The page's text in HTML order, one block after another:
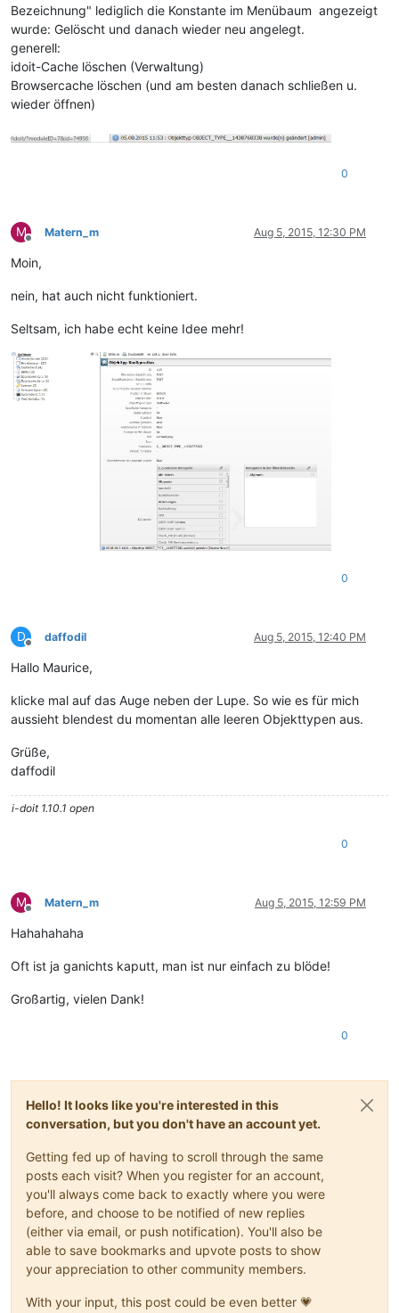
Bezeichnung" lediglich die Konstante im Menübaum angezeigt
wurde: Gelöscht und danach wieder neu angelegt.
generell:
idoit-Cache löschen (Verwaltung)
Browsercache löschen (und am besten danach schließen u.
wieder öffnen)
0
M
Offline
Matern_m Aug 5, 2015, 12:30 PM
Moin,
nein, hat auch nicht funktioniert.
Seltsam, ich habe echt keine Idee mehr!
0
D
Offline
daffodil Aug 5, 2015, 12:40 PM
Hallo Maurice,
klicke mal auf das Auge neben der Lupe. So wie es für mich
aussieht blendest du momentan alle leeren Objekttypen aus.
Grüße,
daffodil
i-doit 1.10.1 open
0
M
Offline
Matern_m Aug 5, 2015, 12:59 PM
Hahahahaha
Oft ist ja ganichts kaputt, man ist nur einfach zu blöde!
Großartig, vielen Dank!
0
Hello! It looks like you're interested in this
conversation, but you don't have an account yet.
Getting fed up of having to scroll through the same
posts each visit? When you register for an account,
you'll always come back to exactly where you were
before, and choose to be notified of new replies
(either via email, or push notification). You'll also be
able to save bookmarks and upvote posts to show
your appreciation to other community members.
With your input, this post could be even better 💗